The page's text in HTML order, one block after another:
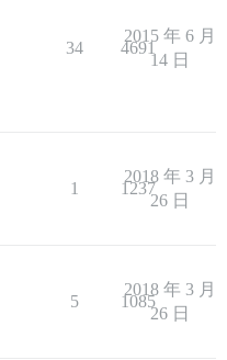
34 4691
2015 年 6 月
14 日
1 1237
2018 年 3 月
26 日
5 1085
2018 年 3 月
26 日